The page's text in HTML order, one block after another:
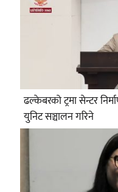
ढल्केबरको ट्रमा सेन्टर
युनिट सञ्चालन गरिने